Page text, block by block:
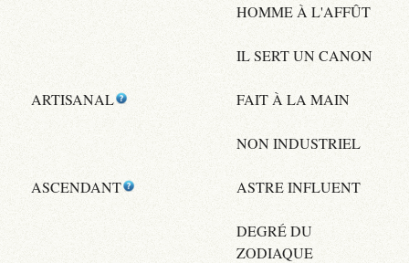
HOMME À L'AFFÛT
IL SERT UN CANON
ARTISANAL FAIT À LA MAIN
NON INDUSTRIEL
ASCENDANT ASTRE INFLUENT
DEGRÉ DU
ZODIAQUE